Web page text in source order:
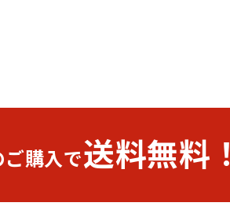
購入で送料無料！